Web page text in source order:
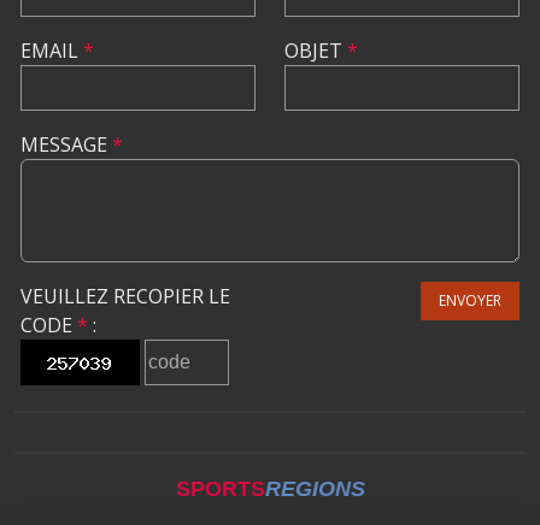
EMAIL* OBJET *
MESSAGE *
VEUILLEZ RECOPIER LE
CODE * :
ENVOYER
SPORTSREGIONS